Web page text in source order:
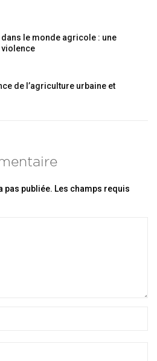
le monde agricole : une
violence
de l’agriculture urbaine et
pas publiée. Les champs requis